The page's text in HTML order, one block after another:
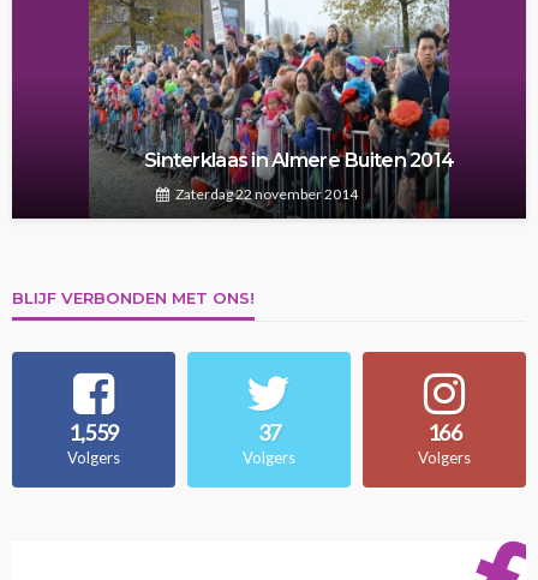
Sinterklaas in Almere Buiten 2014
Zaterdag 22 november 2014
BLIJF VERBONDEN MET ONS!
1,559
Volgers
37
Volgers
166
Volgers